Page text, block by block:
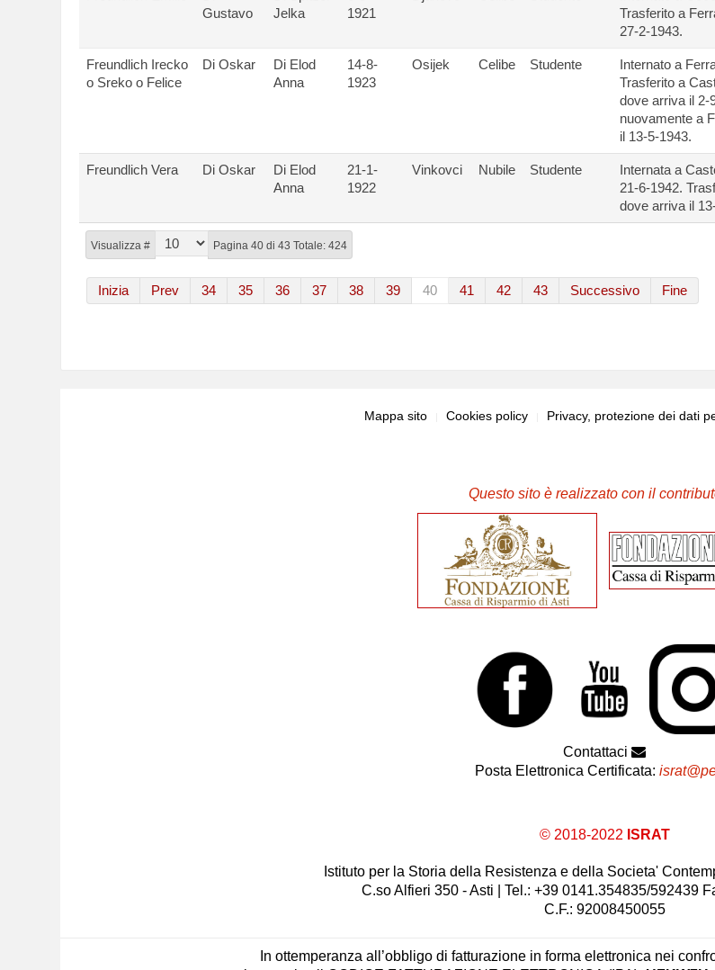
Visualizza # Pagina 40 di 43 Totale: 424
Inizia Prev 34 35 36 37 38 39 40 41 42 43 Successivo Fine
Gustavo
Jelka
1921
Trasferito a
27-2-1943.
Freundlich Irecko
o Sreko o Felice
Di Oskar
Di Elod
Anna
14-8-
1923
Osijek Celibe Studente
Internato a
Trasferito a
dove arriva il 2-
nuovamente a
il 13-5-1943.
Freundlich Vera Di Oskar
Di Elod
Anna
21-1-
1922
Vinkovci Nubile Studente
Internata a
21-6-1942.
dove arriva il
Mappa sito Cookies policy Privacy, protezione dei dati
Questo sito è realizzato con il
Contattaci
Posta Elettronica Certificata:
© 2018-2022 ISRAT
Istituto per la Storia della Resistenza e della Societa'
C.so Alfieri 350 - Asti | Tel.: +39 0141.354835/592439
C.F.: 92008450055
In ottemperanza all’obbligo di fatturazione in forma elettronica nei